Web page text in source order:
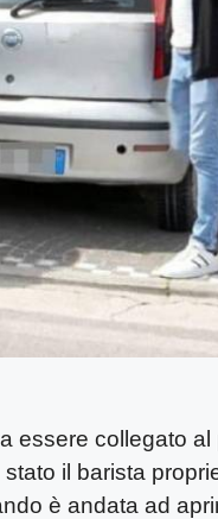
essere collegato al
il barista
è andata ad